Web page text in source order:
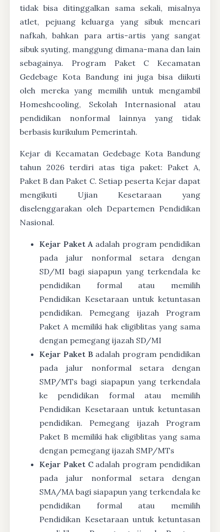
tidak bisa ditinggalkan sama sekali, misalnya
atlet, pejuang keluarga yang sibuk mencari
nafkah, bahkan para artis-artis yang sangat
sibuk syuting, manggung dimana-mana dan lain
sebagainya. Program Paket C Kecamatan
Gedebage Kota Bandung ini juga bisa diikuti
oleh mereka yang memilih untuk mengambil
Homeshcooling, Sekolah Internasional atau
pendidikan nonformal lainnya yang tidak
berbasis kurikulum Pemerintah.
Kejar di Kecamatan Gedebage Kota Bandung
tahun 2026 terdiri atas tiga paket: Paket A,
Paket B dan Paket C. Setiap peserta Kejar dapat
mengikuti Ujian Kesetaraan yang
diselenggarakan oleh Departemen Pendidikan
Nasional.
Kejar Paket A adalah program pendidikan
pada jalur nonformal setara dengan
SD/MI bagi siapapun yang terkendala ke
pendidikan formal atau memilih
Pendidikan Kesetaraan untuk ketuntasan
pendidikan. Pemegang ijazah Program
Paket A memiliki hak eligiblitas yang sama
dengan pemegang ijazah SD/MI
Kejar Paket B adalah program pendidikan
pada jalur nonformal setara dengan
SMP/MTs bagi siapapun yang terkendala
ke pendidikan formal atau memilih
Pendidikan Kesetaraan untuk ketuntasan
pendidikan. Pemegang ijazah Program
Paket B memiliki hak eligiblitas yang sama
dengan pemegang ijazah SMP/MTs
Kejar Paket Cadalah program pendidikan
pada jalur nonformal setara dengan
SMA/MA bagi siapapun yang terkendala ke
pendidikan formal atau memilih
Pendidikan Kesetaraan untuk ketuntasan